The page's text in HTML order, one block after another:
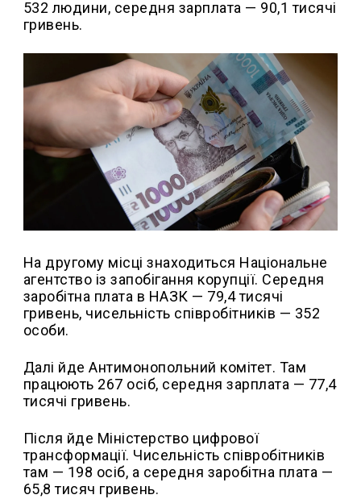
532 людини, середня зарплата — 90,1 тисячі
гривень.
На другому місці знаходиться Національне
агентство із запобігання корупції. Середня
заробітна плата в НАЗК — 79,4 тисячі
гривень, чисельність співробітників — 352
особи.
Далі йде Антимонопольний комітет. Там
працюють 267 осіб, середня зарплата — 77,4
тисячі гривень.
Після йде Міністерство цифрової
трансформації. Чисельність співробітників
там — 198 осіб, а середня заробітна плата —
65,8 тисяч гривень.